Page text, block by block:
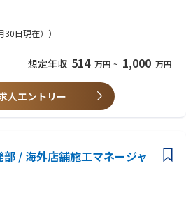
30日現在））
想定年収 514 万円 ~ 1,000 万円
人エントリー
部 / 海外店舗施工マネージャ